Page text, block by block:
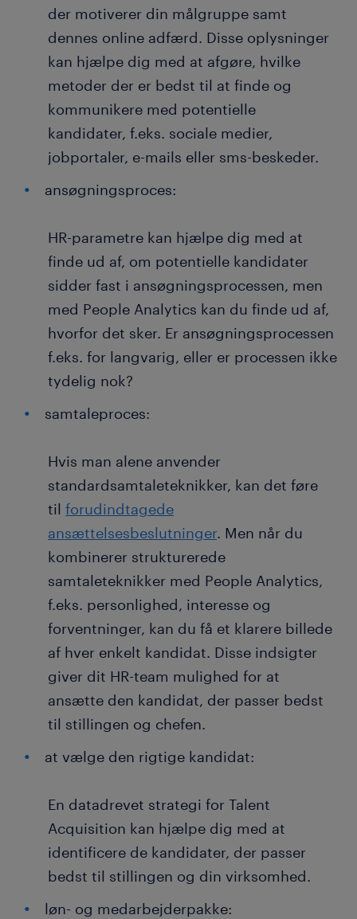
der motiverer din målgruppe samt
dennes online adfærd. Disse oplysninger
kan hjælpe dig med at afgøre, hvilke
metoder der er bedst til at finde og
kommunikere med potentielle
kandidater, f.eks. sociale medier,
jobportaler, e-mails eller sms-beskeder.
ansøgningsproces:
HR-parametre kan hjælpe dig med at
finde ud af, om potentielle kandidater
sidder fast i ansøgningsprocessen, men
med People Analytics kan du finde ud af,
hvorfor det sker. Er ansøgningsprocessen
f.eks. for langvarig, eller er processen ikke
tydelig nok?
samtaleproces:
Hvis man alene anvender
standardsamtaleteknikker, kan det føre
til forudindtagede
ansættelsesbeslutninger. Men når du
kombinerer strukturerede
samtaleteknikker med People Analytics,
f.eks. personlighed, interesse og
forventninger, kan du få et klarere billede
af hver enkelt kandidat. Disse indsigter
giver dit HR-team mulighed for at
ansætte den kandidat, der passer bedst
til stillingen og chefen.
at vælge den rigtige kandidat:
En datadrevet strategi for Talent
Acquisition kan hjælpe dig med at
identificere de kandidater, der passer
bedst til stillingen og din virksomhed.
løn- og medarbejderpakke: